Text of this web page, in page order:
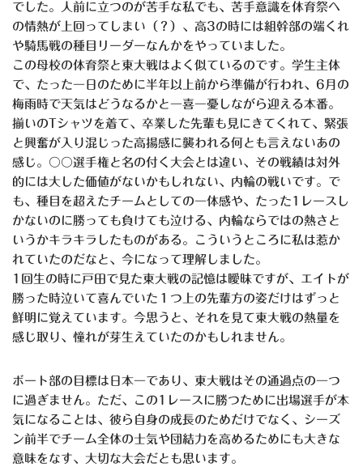
でした。人前に立つのが苦手な私でも、苦手意識を体育祭へ
の情熱が上回ってしまい（？）、高3の時には組幹部の端くれ
や騎馬戦の種目リーダーなんかをやっていました。
この母校の体育祭と東大戦はよく似ているのです。学生主体
で、たった一日のために半年以上前から準備が行われ、 6 月の
梅雨時で天気はどうなるかと一喜一憂しながら迎える本番。
揃いの
シャツを着て、卒業した先輩も見にきてくれて、緊張
と興奮が入り混じった高揚感に襲われる何とも言えないあの
感じ。〇〇選手権と名の付く大会とは違い、その戦績は対外
的には大した価値がないかもしれない、内輪の戦いです。で
も、種目を超えたチームとしての一体感や、たった 1
レースし
かないのに勝っても負けても泣ける、内輪ならではの熱さと
いうかキラキラしたものがある。こういうところに私は惹か
れていたのだなと、今になって理解しました。
1
回生の時に戸田で見た東大戦の記憶は曖昧ですが、エイトが
勝った時泣いて喜んでいた１つ上の先輩方の姿だけはずっと
鮮明に覚えています。今思うと、それを見て東大戦の熱量を
感じ取り、憧れが芽生えていたのかもしれません。
ボート部の目標は日本一であり、東大戦はその通過点の一つ
に過ぎません。ただ、この 1
レースに勝つために出場選手が本
気になることは、彼ら自身の成長のためだけでなく、シーズ
ン前半でチーム全体の士気や団結力を高めるためにも大きな
意味をなす、大切な大会だとも思います。